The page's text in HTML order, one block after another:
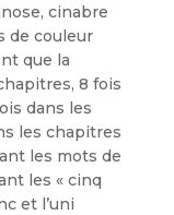
cinabre
de couleur
que la
8 fois
dans les
les chapitres
les mots de
les « cinq
et l’uni